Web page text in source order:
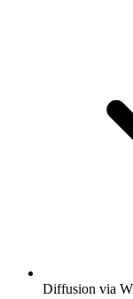
Diffusion via